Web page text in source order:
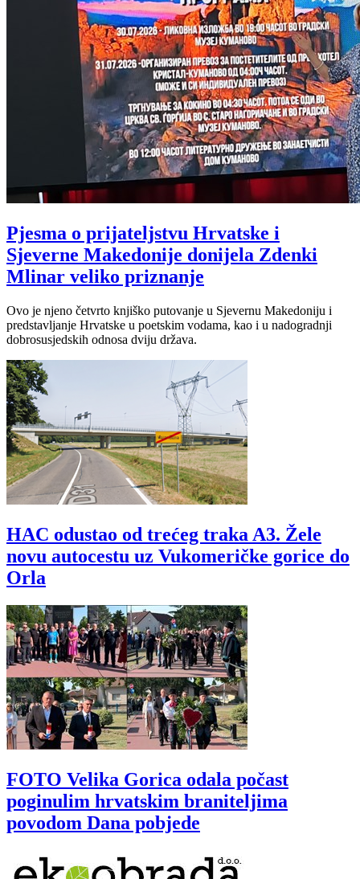
Pjesma o prijateljstvu Hrvatske i
Sjeverne Makedonije donijela Zdenki
Mlinar veliko priznanje
Ovo je njeno četvrto knjiško putovanje u Sjevernu Makedoniju i
predstavljanje Hrvatske u poetskim vodama, kao i u nadogradnji
dobrosusjedskih odnosa dviju država.
HAC odustao od trećeg traka A3. Žele
novu autocestu uz Vukomeričke gorice do
Orla
FOTO Velika Gorica odala počast
poginulim hrvatskim braniteljima
povodom Dana pobjede